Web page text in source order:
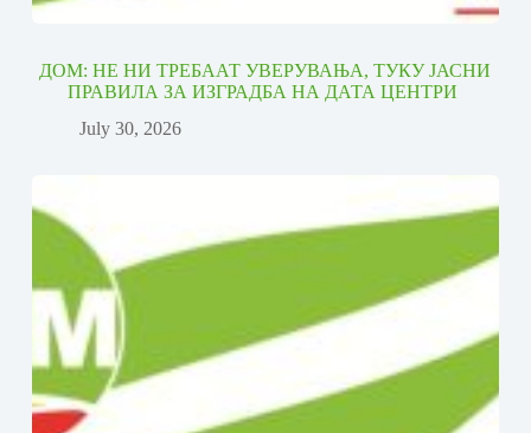
ДОМ: НЕ НИ ТРЕБААТ УВЕРУВАЊА, ТУКУ ЈАСНИ
ПРАВИЛА ЗА ИЗГРАДБА НА ДАТА ЦЕНТРИ
July 30, 2026